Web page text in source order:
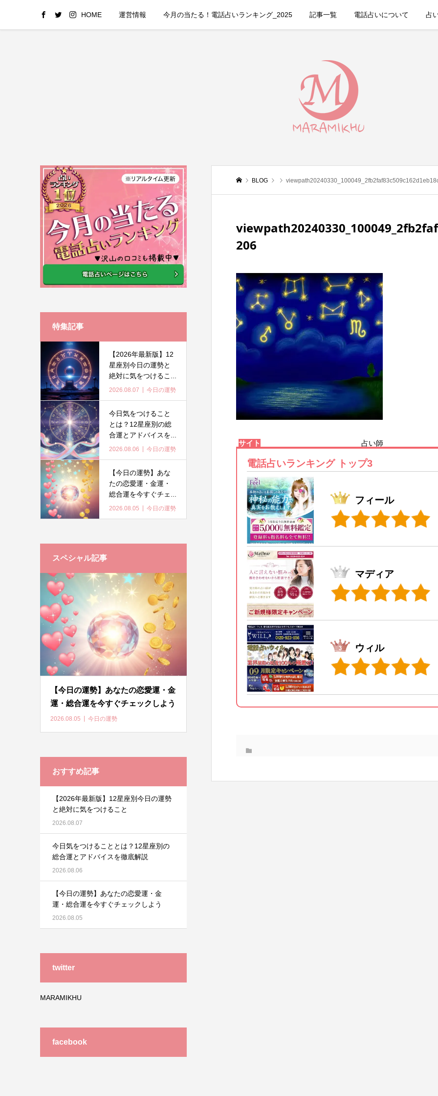
HOME 運営情報 今月の当たる！電話占いランキング_2025 記事一覧 電話占いについて 占
BLOG
206
サイト 占い師
電話占いランキング トップ3
フィール
マディア
ウィル
特集記事
【2026年最新版】12
星座別今日の運勢と
絶対に気をつけるこ...
2026.08.07 今日の運勢
今日気をつけること
とは？12星座別の総
合運とアドバイスを...
2026.08.06 今日の運勢
【今日の運勢】あな
たの恋愛運・金運・
総合運を今すぐチェ...
2026.08.05 今日の運勢
スペシャル記事
【今日の運勢】あなたの恋愛運・金
運・総合運を今すぐチェックしよう
2026.08.05 今日の運勢
おすすめ記事
【2026年最新版】12星座別今日の運勢
と絶対に気をつけること
2026.08.07
今日気をつけることとは？12星座別の
総合運とアドバイスを徹底解説
2026.08.06
【今日の運勢】あなたの恋愛運・金
運・総合運を今すぐチェックしよう
2026.08.05
twitter
MARAMIKHU
facebook